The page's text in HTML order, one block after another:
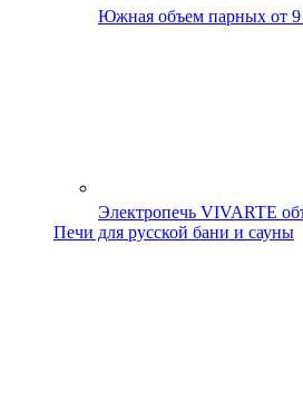
Южная объем парных от
Электропечь VIVARTE
Печи для русской бани и сауны